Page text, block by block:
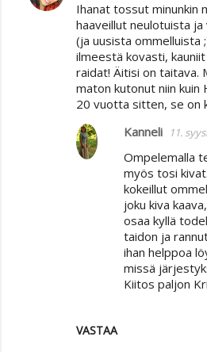
Ihanat tossut minunkin
haaveillut neulotuista
(ja uusista ommelluista
ilmeestä kovasti,
raidat! Äitisi on taitava.
maton kutonut niin kuin
20 vuotta sitten, se on
VASTAA
Kanneli 11.
Ompelemalla
myös tosi
kokeillut
joku kiva
osaa kyllä
taidon ja
ihan helppoa
missä
Kiitos paljon